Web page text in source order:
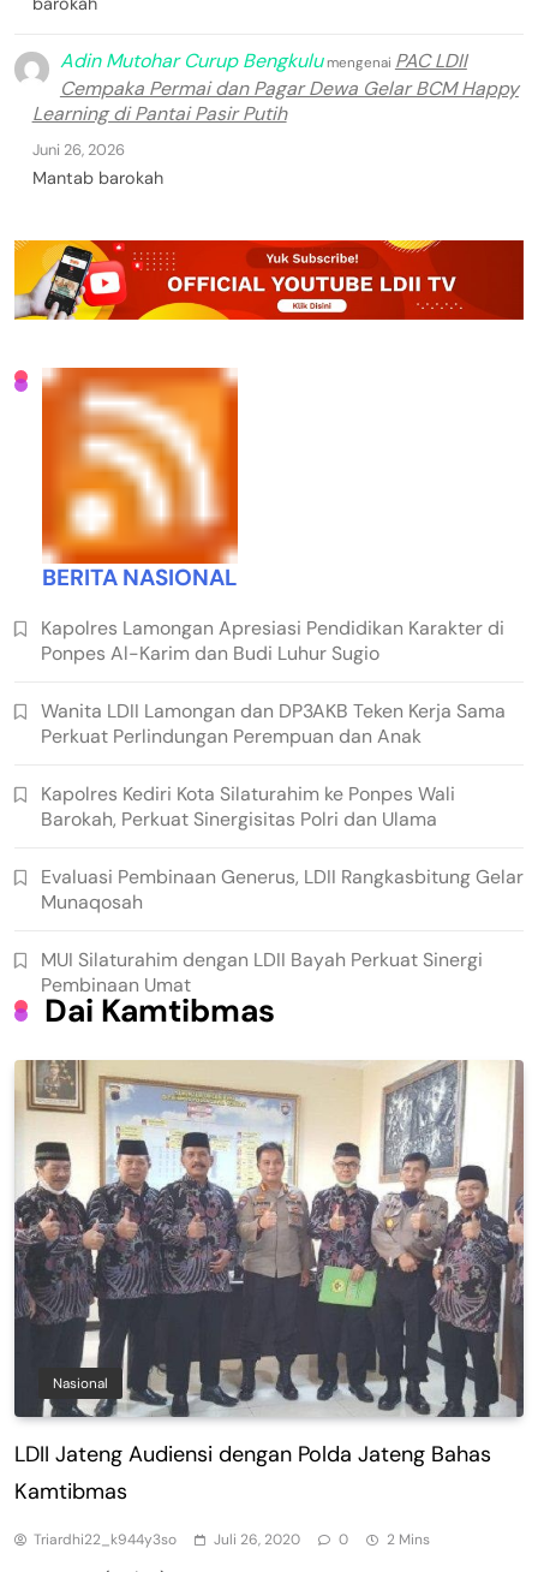
Dai Kamtibmas
Nasional
LDII Jateng Audiensi dengan Polda Jateng Bahas
Kamtibmas
Triardhi22_k944y3so Juli 26, 2020 0 2 Mins
Adin Mutohar Curup Bengkulumengenai PAC LDII
Cempaka Permai dan Pagar Dewa Gelar BCM Happy
Learning di Pantai Pasir Putih
Juni 26, 2026
Mantab barokah
BERITA NASIONAL
Kapolres Lamongan Apresiasi Pendidikan Karakter di
Ponpes Al-Karim dan Budi Luhur Sugio
Wanita LDII Lamongan dan DP3AKB Teken Kerja Sama
Perkuat Perlindungan Perempuan dan Anak
Kapolres Kediri Kota Silaturahim ke Ponpes Wali
Barokah, Perkuat Sinergisitas Polri dan Ulama
Evaluasi Pembinaan Generus, LDII Rangkasbitung Gelar
Munaqosah
MUI Silaturahim dengan LDII Bayah Perkuat Sinergi
Pembinaan Umat